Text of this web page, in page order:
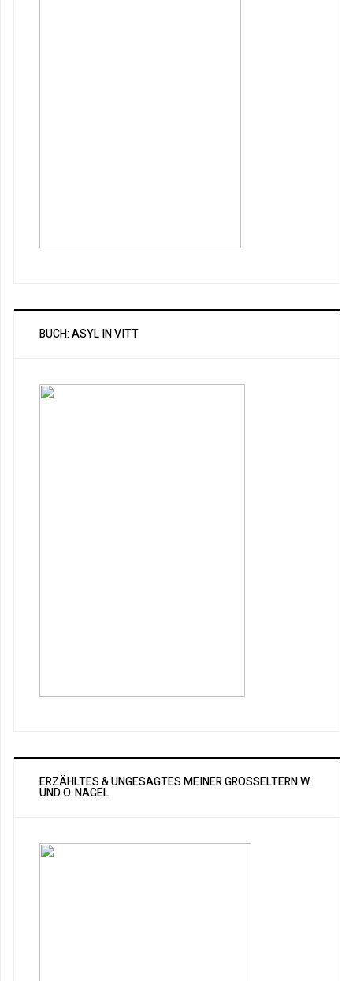
BUCH: ASYL IN VITT
ERZÄHLTES & UNGESAGTES MEINER GROSSELTERN W. U
ND O. NAGEL